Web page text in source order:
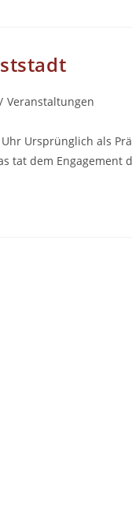
/ Veranstaltungen
Ursprünglich als
tat dem Engagement